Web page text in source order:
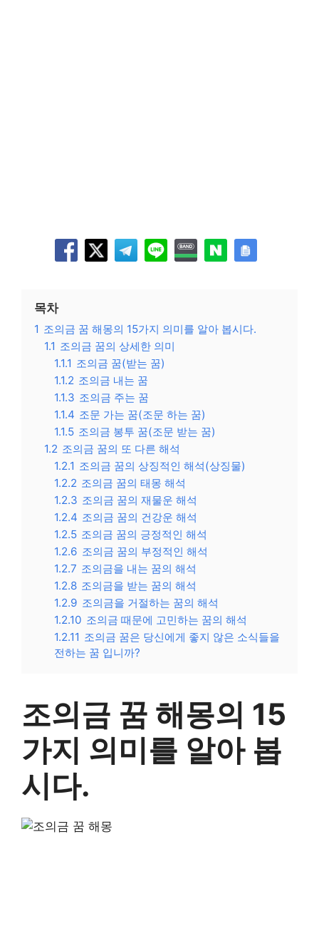
목차
1 조의금 꿈 해몽의 15가지 의미를 알아 봅시다.
1.1 조의금 꿈의 상세한 의미
1.1.1 조의금 꿈(받는 꿈)
1.1.2 조의금 내는 꿈
1.1.3 조의금 주는 꿈
1.1.4 조문 가는 꿈(조문 하는 꿈)
1.1.5 조의금 봉투 꿈(조문 받는 꿈)
1.2 조의금 꿈의 또 다른 해석
1.2.1 조의금 꿈의 상징적인 해석(상징물)
1.2.2 조의금 꿈의 태몽 해석
1.2.3 조의금 꿈의 재물운 해석
1.2.4 조의금 꿈의 건강운 해석
1.2.5 조의금 꿈의 긍정적인 해석
1.2.6 조의금 꿈의 부정적인 해석
1.2.7 조의금을 내는 꿈의 해석
1.2.8 조의금을 받는 꿈의 해석
1.2.9 조의금을 거절하는 꿈의 해석
1.2.10 조의금 때문에 고민하는 꿈의 해석
1.2.11 조의금 꿈은 당신에게 좋지 않은 소식들을
전하는 꿈 입니까?
조의금 꿈 해몽의 15
가지 의미를 알아 봅
시다.